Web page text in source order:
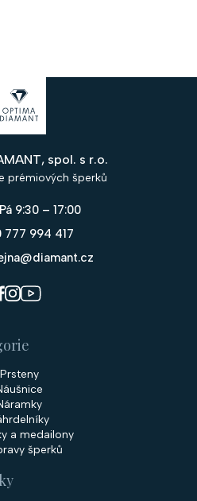
spol. s r.o.
prémiových šperků
9:30 – 17:00
777 994 417
Prsteny
a medailony
šperků